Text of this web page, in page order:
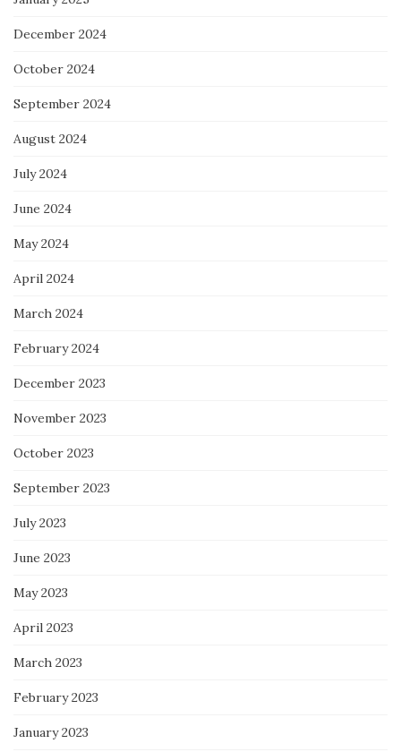
December 2024
October 2024
September 2024
August 2024
July 2024
June 2024
May 2024
April 2024
March 2024
February 2024
December 2023
November 2023
October 2023
September 2023
July 2023
June 2023
May 2023
April 2023
March 2023
February 2023
January 2023